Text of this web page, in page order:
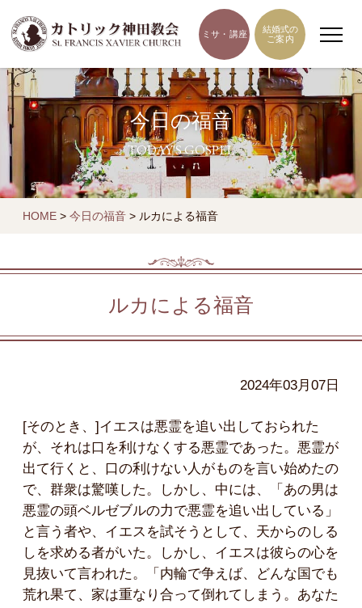
ミサ・講座
結婚式の
ご案内
今日の福音
TODAY'S GOSPEL
HOME > 今日の福音 > ルカによる福音
ルカによる福音
2024年03月07日
[そのとき、]イエスは悪霊を追い出しておられた
が、それは口を利けなくする悪霊であった。悪霊が
出て行くと、口の利けない人がものを言い始めたの
で、群衆は驚嘆した。しかし、中には、「あの男は
悪霊の頭ベルゼブルの力で悪霊を追い出している」
と言う者や、イエスを試そうとして、天からのしる
しを求める者がいた。しかし、イエスは彼らの心を
見抜いて言われた。「内輪で争えば、どんな国でも
荒れ果て、家は重なり合って倒れてしまう。あなた